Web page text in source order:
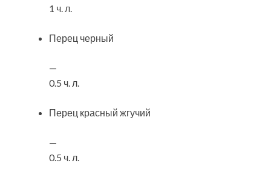
1 ч. л.
Перец черный
—
0.5 ч. л.
Перец красный жгучий
—
0.5 ч. л.